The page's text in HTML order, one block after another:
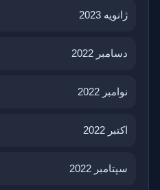
ژانویه 2023
دسامبر 2022
نوامبر 2022
اکتبر 2022
سپتامبر 2022